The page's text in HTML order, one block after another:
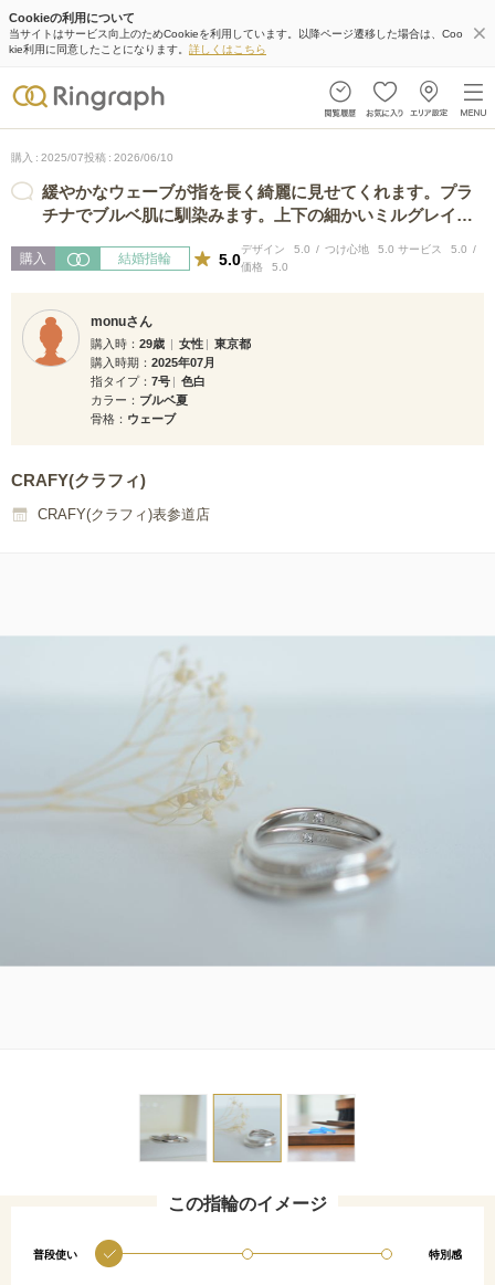
Cookieの利用について
当サイトはサービス向上のためCookieを利用しています。以降ページ遷移した場合は、Coo
kie利用に同意したことになります。 詳しくはこちら
購入 2025/07投稿 2026/06/10
緩やかなウェーブが指を長く綺麗に見せてくれます。プラ
チナでブルベ肌に馴染みます。上下の細かいミルグレイン
購入 結婚指輪 5.0
デザイン 5.0 つけ心地 5.0 サービス
5.0
価格
5.0
monuさん
購入時 29歳 女性
東京都
購入時期
2025年07月
指タイプ
7号
色白
カラー
ブルベ夏
骨格
ウェーブ
CRAFY(クラフィ)
CRAFY(クラフィ)表参道店
この指輪のイメージ
普段使い 特別感